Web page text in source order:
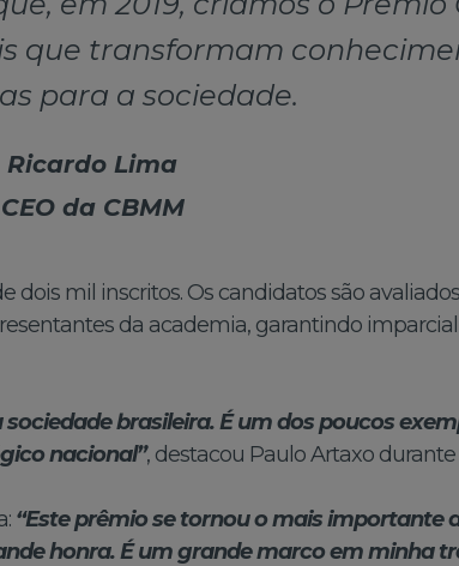
que transformam
para a sociedade.
Ricardo Lima
CEO da CBMM
dois mil inscritos. Os candidatos são
da academia, garantindo
brasileira. É um dos poucos
nacional”, destacou Paulo Artaxo
“Este prêmio se tornou o mais importante
honra. É um grande marco em minha